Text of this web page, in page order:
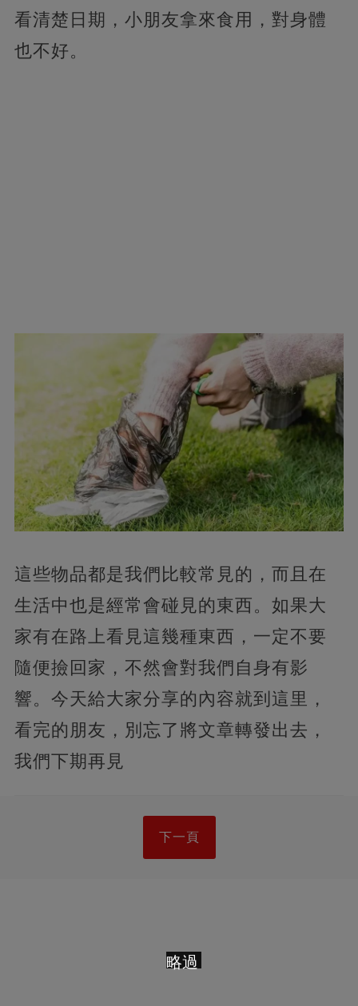
看清楚日期，小朋友拿來食用，對身體
也不好。
這些物品都是我們比較常見的，而且在
生活中也是經常會碰見的東西。如果大
家有在路上看見這幾種東西，一定不要
隨便撿回家，不然會對我們自身有影
響。今天給大家分享的內容就到這里，
看完的朋友，別忘了將文章轉發出去，
我們下期再見
下一頁
略過